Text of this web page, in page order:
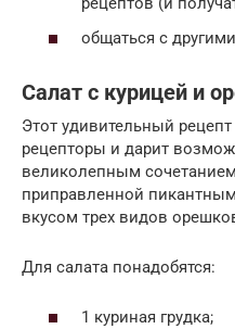
общаться с
Салат с курицей и
Этот удивительный
рецепторы и дарит
великолепным
приправленной
вкусом трех видов
Для салата понадобятся:
1 куриная грудка;